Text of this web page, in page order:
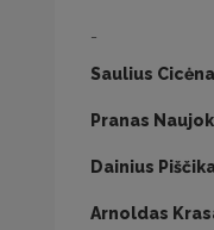
-
Saulius
Pranas
Dainius
Arnoldas